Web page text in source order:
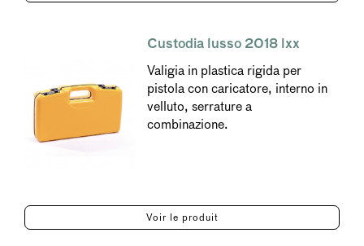
Custodia lusso 2018 lxx
Valigia in plastica rigida per
pistola con caricatore, interno in
velluto, serrature a
combinazione.
Voir le produit